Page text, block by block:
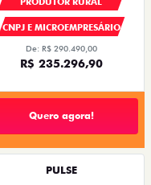
CNPJ E MICROEMPRESÁRIO
De: R$ 290.490,00
R$ 235.296,90
Quero agora!
PULSE